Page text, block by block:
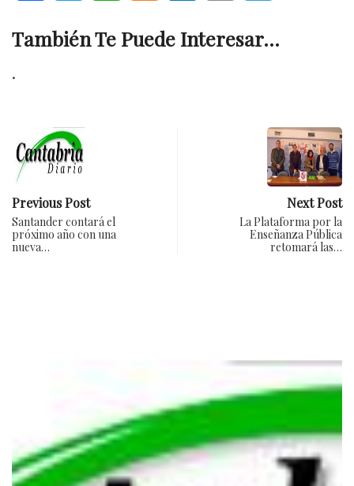
También Te Puede Interesar...
.
Previous Post
Santander contará el
próximo año con una
nueva…
Next Post
La Plataforma por la
Enseñanza Pública
retomará las…